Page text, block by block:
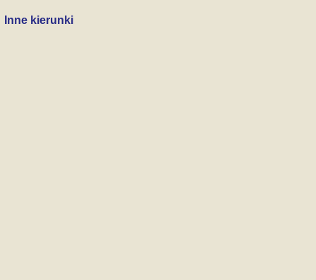
Inne kierunki